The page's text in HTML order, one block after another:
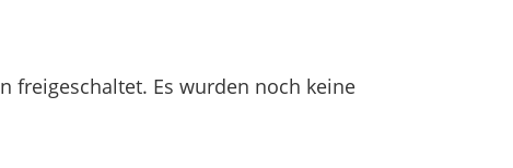
freigeschaltet. Es wurden noch keine